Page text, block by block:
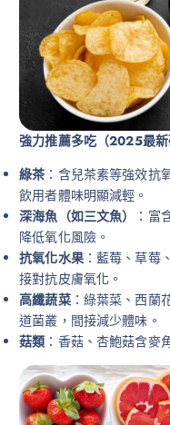
強力推薦多吃（2025最新
綠茶 ：含兒茶素等強效抗
飲用者體味明顯減輕。
深海魚（如三文魚）
：富
降低氧化風險。
抗氧化水果：藍莓、草莓
接對抗皮膚氧化。
高纖蔬菜：綠葉菜、西蘭
道菌叢，間接減少體味。
菇類 ：香菇、杏鮑菇含麥